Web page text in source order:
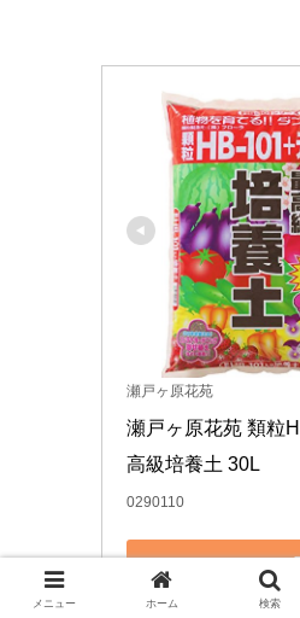
瀬戸ヶ原花苑
瀬戸ヶ原花苑 類粒
高級培養土 30L
0290110
Amazonで
メニュー ホーム 検索